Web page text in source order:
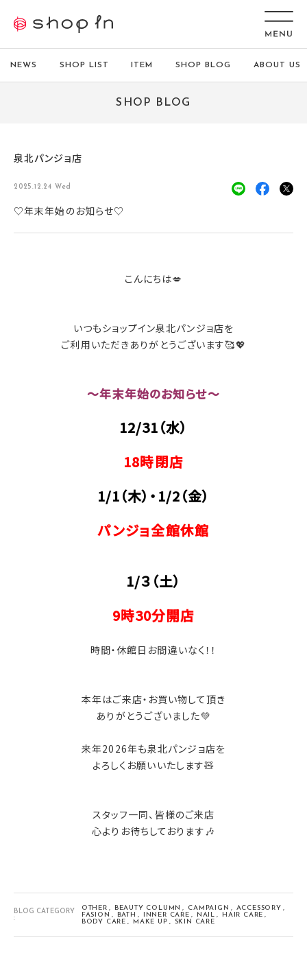
NEWS SHOP LIST ITEM SHOP BLOG ABOUT US
SHOP BLOG
泉北パンジョ店
2025.12.24 Wed
♡年末年始のお知らせ♡
こんにちは💋
いつもショップイン泉北パンジョ店を
ご利用いただきありがとうございます🥰💖
～年末年始のお知らせ～
12/31（水）
18時閉店
1/1（木）・1/2（金）
パンジョ全館休館
1/３（土）
9時30分開店
時間・休館日お間違いなく！！
本年はご来店・お買い物して頂き
ありがとうございました💚
来年2026年も泉北パンジョ店を
よろしくお願いいたします🧸
スタッフ一同、皆様のご来店
心よりお待ちしております🎶
BLOG CATEGORY
:
OTHER BEAUTY COLUMN CAMPAIGN
ACCESSORY
FASION
BATH INNER CARE NAIL
HAIR CARE
BODY CARE
MAKE UP SKIN CARE